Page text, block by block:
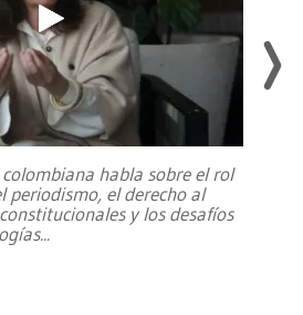
habla sobre el rol
periodismo, el derecho al
y los desafíos
...